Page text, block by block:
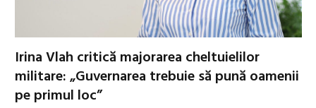
Irina Vlah critică majorarea cheltuielilor
militare: „Guvernarea trebuie să pună oamenii
pe primul loc”